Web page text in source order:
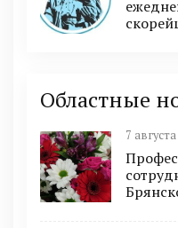
Областные
7